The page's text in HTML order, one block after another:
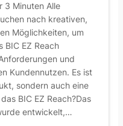
3 Minuten Alle
nach kreativen,
Möglichkeiten, um
BIC EZ Reach
und
Kundennutzen. Es ist
sondern auch eine
BIC EZ Reach?Das
entwickelt,…